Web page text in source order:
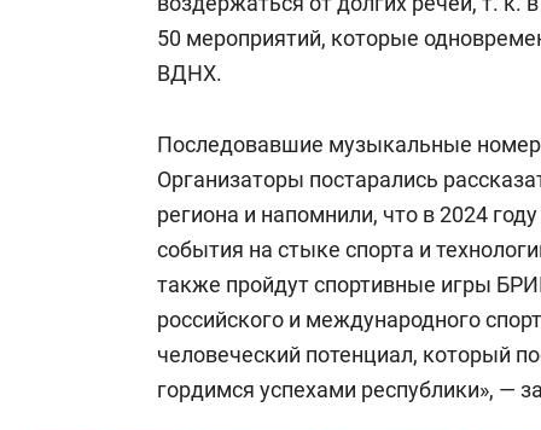
50 мероприятий, которые
ВДНХ.
Последовавшие музыкальные
Организаторы постарались
региона и напомнили, что в 2024
события на стыке спорта и
также пройдут спортивные игры
российского и международного
человеческий потенциал, который
гордимся успехами республики», —